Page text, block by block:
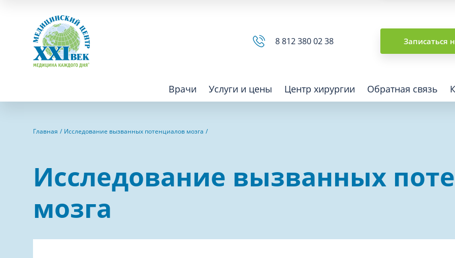
8 812 380 02 38 Записаться
Врачи Услуги и цены
Аллергология
Аритмология
Косметология
Логопедия
Офтальмология
Центр хирургии Обратная связь
Главная Исследование вызванных потенциалов мозга
Исследование вызванных
мозга